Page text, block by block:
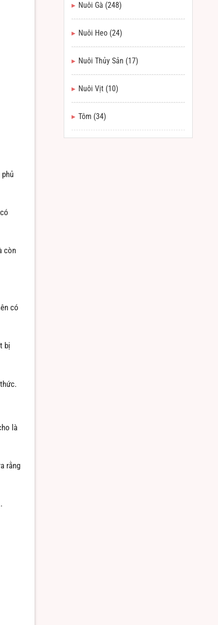
còn
có
bị
là
rằng
Nuôi Gà (248)
Nuôi Heo (24)
Nuôi Thủy Sản (17)
Nuôi Vịt (10)
Tôm (34)